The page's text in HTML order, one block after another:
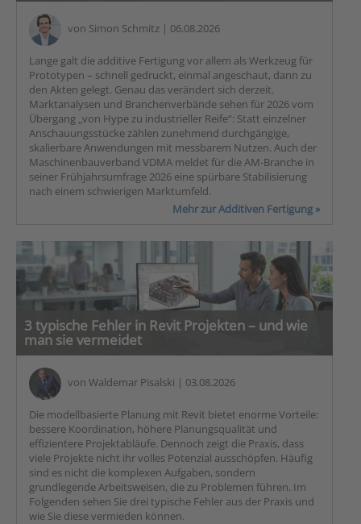
von Simon Schmitz | 06.08.2026
Lange galt die additive Fertigung vor allem als Werkzeug für
Prototypen – schnell gedruckt, einmal angeschaut, dann zu
den Akten gelegt. Genau das verändert sich derzeit.
Marktanalysen und Branchenverbände sehen für 2026 vom
Übergang „von Hype zu industrieller Reife“: Statt einzelner
Anschauungsstücke zählen zunehmend durchgängige,
skalierbare Anwendungen mit messbarem Nutzen. Auch der
Maschinenbauverband VDMA meldet für die AM-Branche in
seiner Frühjahrsumfrage 2026 eine spürbare Stabilisierung
nach einem schwierigen Marktumfeld.
Mehr zur Additiven Fertigung »
3 typische Fehler in Revit Projekten – und wie
man sie vermeidet
von Waldemar Pisalski | 03.08.2026
Die modellbasierte Planung mit Revit bietet enorme Vorteile:
bessere Koordination, höhere Planungsqualität und
effizientere Projektabläufe. Dennoch zeigt die Praxis, dass
viele Projekte nicht ihr volles Potenzial ausschöpfen. Häufig
sind es nicht die komplexen Aufgaben, sondern
grundlegende Arbeitsweisen, die zu Problemen führen. Im
Folgenden sehen Sie drei typische Fehler aus der Praxis und
wie Sie diese vermieden können.